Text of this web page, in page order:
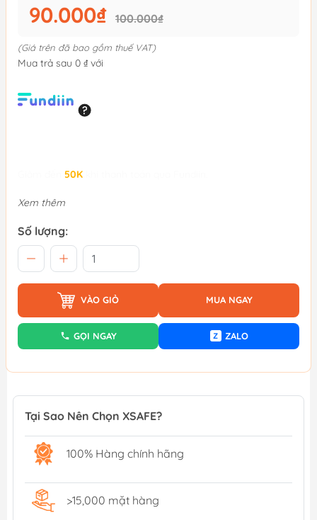
90.000₫ 100.000₫
(Giá trên đã bao gồm thuế VAT)
Mua trả sau 0 ₫ với
50K
Xem thêm
Số lượng:
VÀO GIỎ MUA NGAY
GỌI NGAY Z ZALO
Tại Sao Nên Chọn XSAFE?
100% Hàng chính hãng
>15,000 mặt hàng